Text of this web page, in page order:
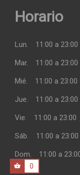
Horario
Lun. 11:00 a 23:00
Mar. 11:00 a 23:00
Mié. 11:00 a 23:00
Jue. 11:00 a 23:00
Vie. 11:00 a 23:00
Sáb. 11:00 a 23:00
Dom. 11:00 a
0